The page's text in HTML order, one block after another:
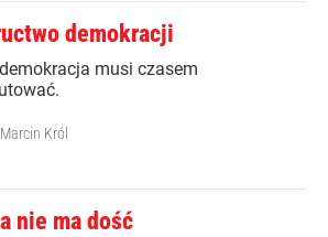
demokracji
musi czasem
Marcin Król
nie ma dość